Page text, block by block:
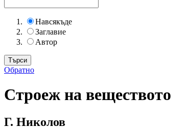
Навсякъде
Заглавие
Автор
Обратно
Строеж на веществото
Г. Николов